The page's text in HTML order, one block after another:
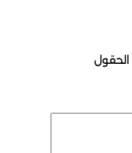
الحقول